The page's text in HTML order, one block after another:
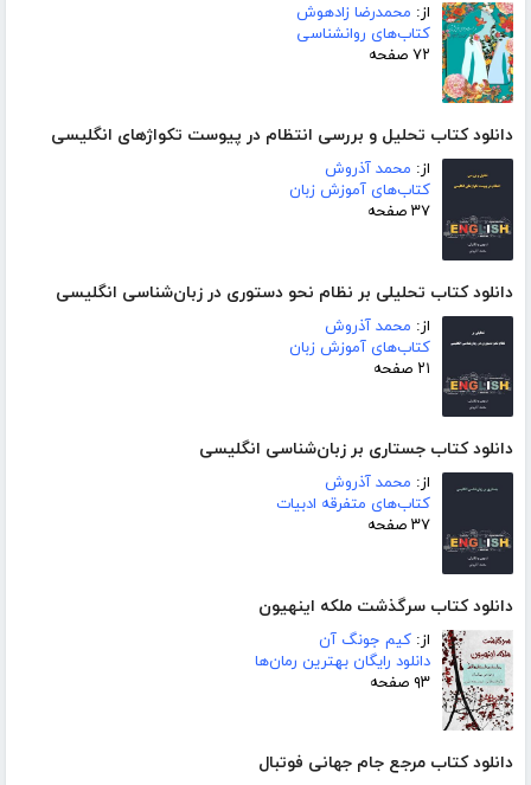
از: محمدرضا زادهوش
کتاب‌های روانشناسی
۷۲ صفحه
دانلود کتاب تحلیل و بررسی انتظام در پیوست تکواژهای انگلیسی
از: محمد آذروش
کتاب‌های آموزش زبان
۳۷ صفحه
دانلود کتاب تحلیلی بر نظام نحو دستوری در زبان‌شناسی انگلیسی
از: محمد آذروش
کتاب‌های آموزش زبان
۲۱ صفحه
دانلود کتاب جستاری بر زبان‌شناسی انگلیسی
از: محمد آذروش
کتاب‌های متفرقه ادبیات
۳۷ صفحه
دانلود کتاب سرگذشت ملکه اینهیون
از: کیم جونگ آن
دانلود رایگان بهترین رمان‌ها
۹۳ صفحه
دانلود کتاب مرجع جام جهانی فوتبال